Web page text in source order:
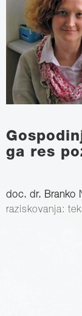
ga res
doc. dr. Branko
raziskovanja: